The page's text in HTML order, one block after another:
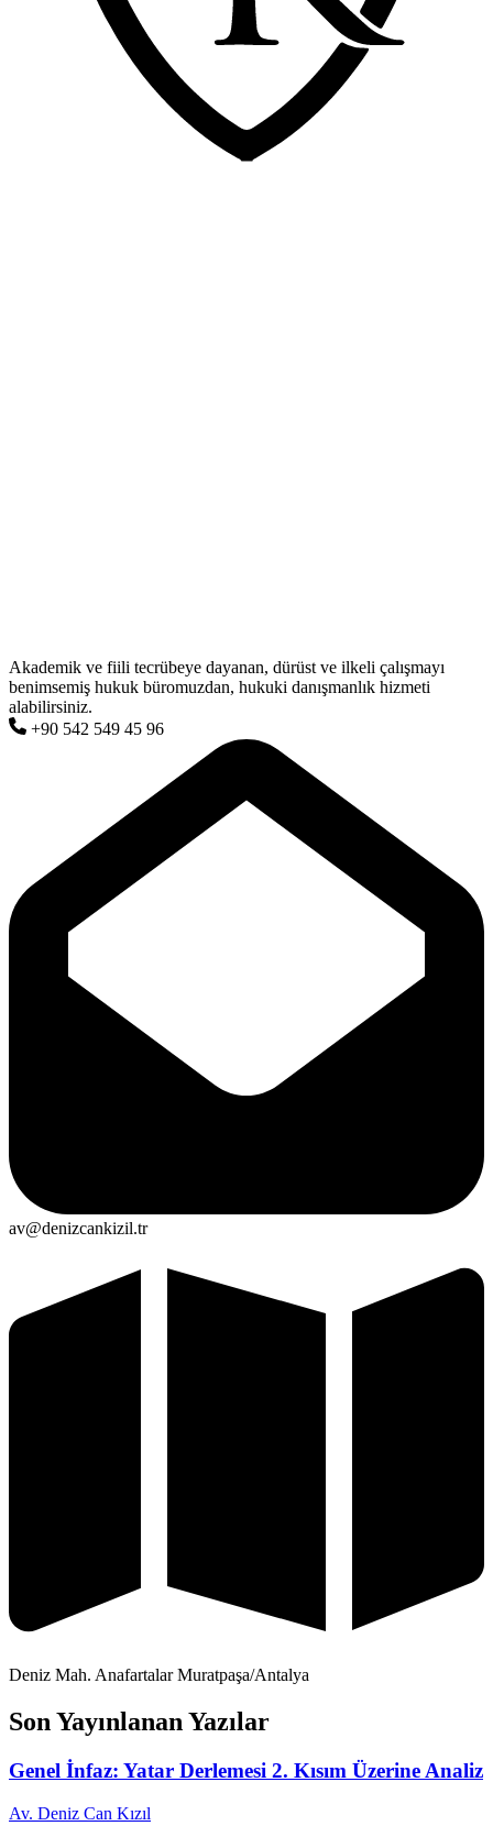
Akademik ve fiili tecrübeye dayanan, dürüst ve ilkeli çalışmayı
benimsemiş hukuk büromuzdan, hukuki danışmanlık hizmeti
alabilirsiniz.
+90 542 549 45 96
av@denizcankizil.tr
Deniz Mah. Anafartalar Muratpaşa/Antalya
Son Yayınlanan Yazılar
Genel İnfaz: Yatar Derlemesi 2. Kısım Üzerine Analiz
Av. Deniz Can Kızıl